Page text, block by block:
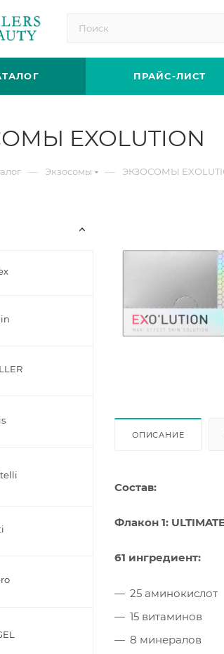
ПРАЙС-ЛИСТ
EXOLUTION
— Экзосомы — ЭКЗОСОМЫ
ОПИСАНИЕ
Состав:
Флакон 1:
61 ингредиент:
25 аминокислот
15 витаминов
8 минералов